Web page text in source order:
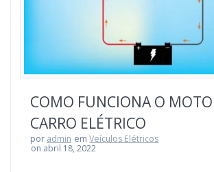
COMO FUNCIONA O
CARRO ELÉTRICO
por admin emVeículos Elétricos
on abril 18, 2022